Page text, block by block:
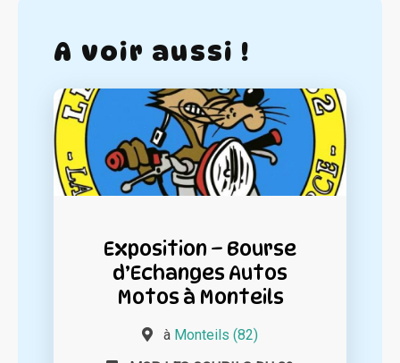
A voir aussi !
Exposition – Bourse
d’Echanges Autos
Motos à Monteils
à Monteils (82)